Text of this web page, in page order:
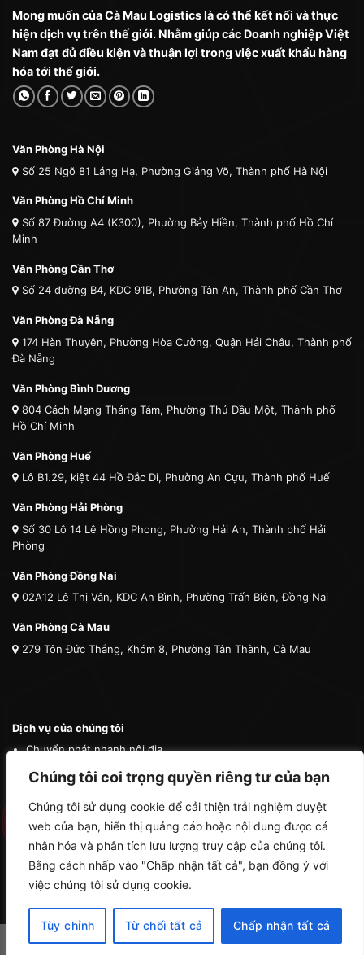
Chúng tôi coi trọng quyền riêng tư của bạn
Chúng tôi sử dụng cookie để cải thiện trải nghiệm duyệt
web của bạn, hiển thị quảng cáo hoặc nội dung được cá
nhân hóa và phân tích lưu lượng truy cập của chúng tôi.
Bằng cách nhấp vào "Chấp nhận tất cả", bạn đồng ý với
việc chúng tôi sử dụng cookie.
Tùy chỉnh Từ chối tất cả Chấp nhận tất cả
Mong muốn của Cà Mau Logistics là có thể kết nối và thực
hiện dịch vụ trên thế giới. Nhằm giúp các Doanh nghiệp Việt
Nam đạt đủ điều kiện và thuận lợi trong việc xuất khẩu hàng
hóa tới thế giới.
Văn Phòng Hà Nội
Số 25 Ngõ 81 Láng Hạ, Phường Giảng Võ, Thành phố Hà Nội
Văn Phòng Hồ Chí Minh
Số 87 Đường A4 (K300), Phường Bảy Hiền, Thành phố Hồ Chí
Minh
Văn Phòng Cần Thơ
Số 24 đường B4, KDC 91B, Phường Tân An, Thành phố Cần Thơ
Văn Phòng Đà Nẵng
174 Hàn Thuyên, Phường Hòa Cường, Quận Hải Châu, Thành phố
Đà Nẵng
Văn Phòng Bình Dương
804 Cách Mạng Tháng Tám, Phường Thủ Dầu Một, Thành phố
Hồ Chí Minh
Văn Phòng Huế
Lô B1.29, kiệt 44 Hồ Đắc Di, Phường An Cựu, Thành phố Huế
Văn Phòng Hải Phòng
Số 30 Lô 14 Lê Hồng Phong, Phường Hải An, Thành phố Hải
Phòng
Văn Phòng Đồng Nai
02A12 Lê Thị Vân, KDC An Bình, Phường Trấn Biên, Đồng Nai
Văn Phòng Cà Mau
279 Tôn Đức Thắng, Khóm 8, Phường Tân Thành, Cà Mau
Dịch vụ của chúng tôi
Chuyển phát nhanh nội địa
Chuyển phát nhanh quốc tế
Vận chuyển thú cưng
Mua hộ hàng nước ngoài
Copyright 2026 ©Cà Mau Logistics